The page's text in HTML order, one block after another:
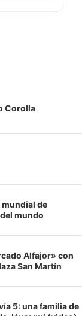
Corolla
de
mundo
Alfajor» con
San Martín
5: una familia de